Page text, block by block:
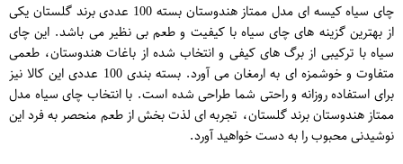
چای سیاه کیسه ای مدل ممتاز هندوستان بسته 100 عددی برند گلستان یکی
از بهترین گزینه های چای سیاه با کیفیت و طعم بی نظیر می باشد. این چای
سیاه با ترکیبی از برگ های کیفی و انتخاب شده از باغات هندوستان، طعمی
متفاوت و خوشمزه ای به ارمغان می آورد. بسته بندی 100 عددی این کالا نیز
برای استفاده روزانه و راحتی شما طراحی شده است. با انتخاب چای سیاه مدل
ممتاز هندوستان برند گلستان، تجربه ای لذت بخش از طعم منحصر به فرد این
نوشیدنی محبوب را به دست خواهید آورد.